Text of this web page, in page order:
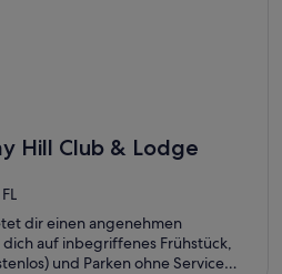
Hill Club & Lodge
dir einen angenehmen
auf inbegriffenes Frühstück,
und Parken ohne Service